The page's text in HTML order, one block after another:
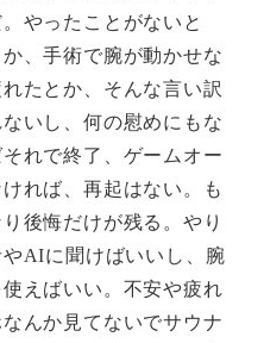
やったことがないと
、手術で腕が動かせな
たとか、そんな言い訳
いし、何の慰めにもな
れで終了、ゲームオー
れば、再起はない。も
後悔だけが残る。やり
AIに聞けばいいし、腕
えばいい。不安や疲れ
んか見てないでサウナ